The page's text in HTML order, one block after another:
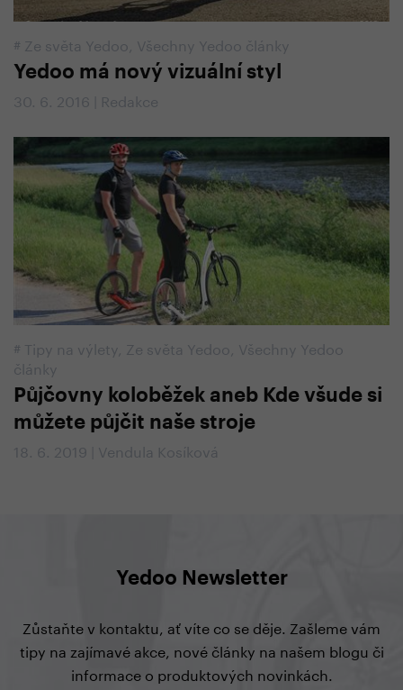
# Ze světa Yedoo Všechny Yedoo články
Yedoo má nový vizuální styl
30. 6. 2016 | Redakce
# Tipy na výlety Ze světa Yedoo Všechny Yedoo
články
Půjčovny koloběžek aneb Kde všude si
můžete půjčit naše stroje
18. 6. 2019 | Vendula Kosíková
Yedoo Newsletter
Zůstaňte v kontaktu, ať víte co se děje. Zašleme vám
tipy na zajímavé akce, nové články na našem blogu či
informace o produktových novinkách.